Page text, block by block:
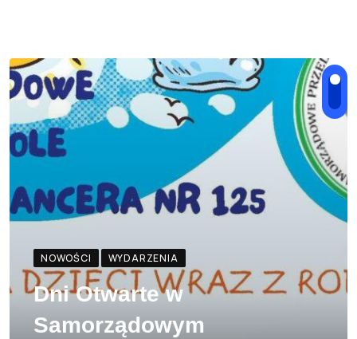
NOWOŚCI WYDARZENIA
Dni Otwarte w
Samorządowym